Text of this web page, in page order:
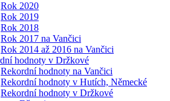
Rok 2020
Rok 2019
Rok 2018
Rok 2017 na Vančici
Rok 2014 až 2016 na Vančici
hodnoty v Držkové
Rekordní hodnoty na Vančici
Rekordní hodnoty v Hutích, Německé
Rekordní hodnoty v Držkové